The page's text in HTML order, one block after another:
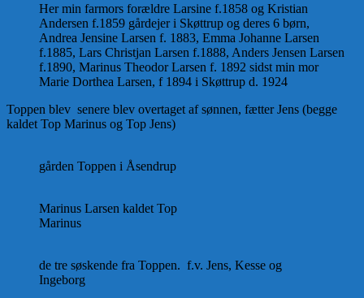
Her min farmors forældre Larsine f.1858 og Kristian
Andersen f.1859 gårdejer i Skøttrup og deres 6 børn,
Andrea Jensine Larsen f. 1883, Emma Johanne Larsen
f.1885, Lars Christjan Larsen f.1888, Anders Jensen Larsen
f.1890, Marinus Theodor Larsen f. 1892 sidst min mor
Marie Dorthea Larsen, f 1894 i Skøttrup d. 1924
Toppen blev senere blev overtaget af sønnen, fætter Jens (begge
kaldet Top Marinus og Top Jens)
gården Toppen i Åsendrup
Marinus Larsen kaldet Top
Marinus
de tre søskende fra Toppen. f.v. Jens, Kesse og
Ingeborg